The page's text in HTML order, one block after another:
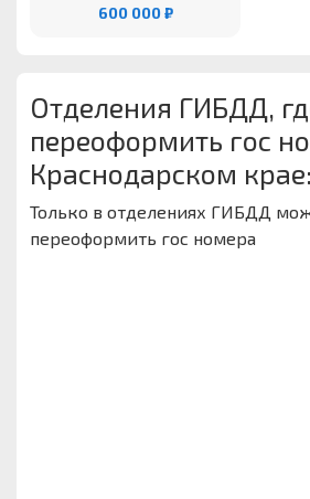
600 000 ₽
Отделения ГИБДД,
переоформить гос
Краснодарском крае:
Только в отделениях ГИБДД
переоформить гос номера